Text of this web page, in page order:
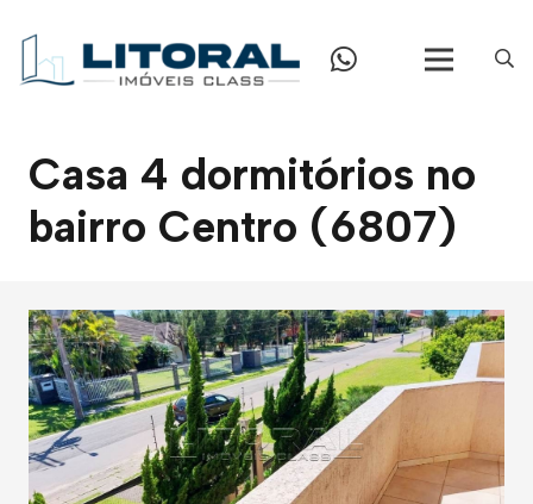
Casa 4 dormitórios no
bairro Centro (6807)